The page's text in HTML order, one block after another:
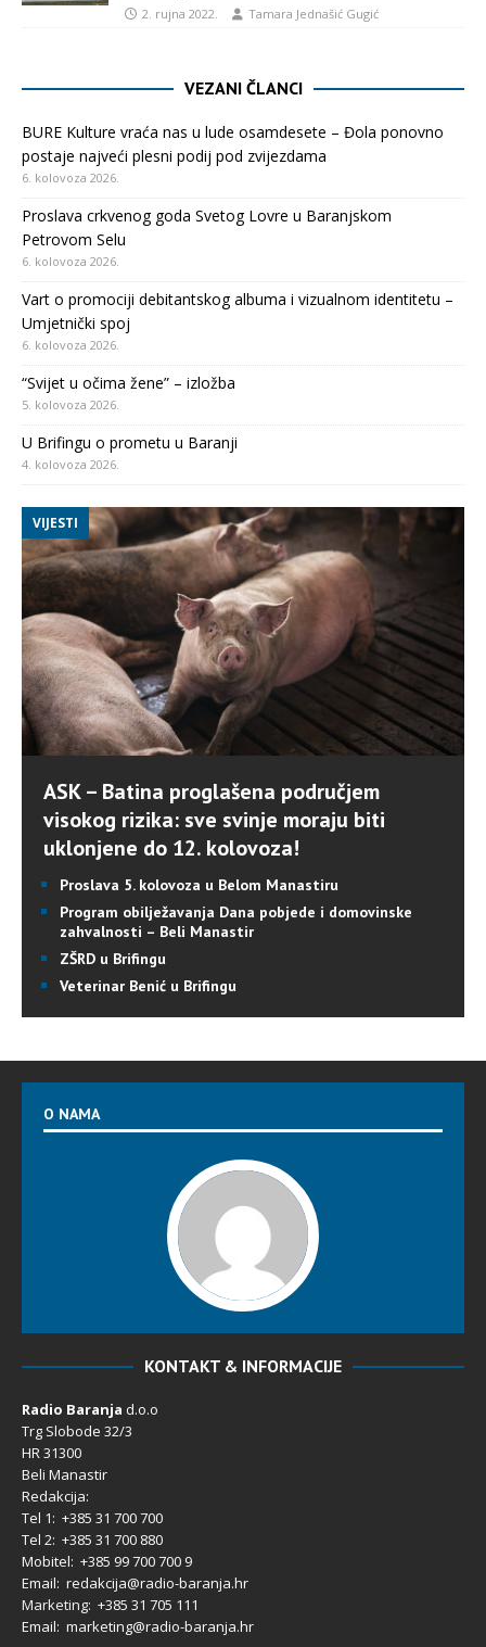
2. rujna 2022. Tamara Jednašić Gugić
VEZANI ČLANCI
BURE Kulture vraća nas u lude osamdesete – Đola ponovno
postaje najveći plesni podij pod zvijezdama
6. kolovoza 2026.
Proslava crkvenog goda Svetog Lovre u Baranjskom
Petrovom Selu
6. kolovoza 2026.
Vart o promociji debitantskog albuma i vizualnom identitetu –
Umjetnički spoj
6. kolovoza 2026.
“Svijet u očima žene” – izložba
5. kolovoza 2026.
U Brifingu o prometu u Baranji
4. kolovoza 2026.
VIJESTI
ASK – Batina proglašena područjem
visokog rizika: sve svinje moraju biti
uklonjene do 12. kolovoza!
Proslava 5. kolovoza u Belom Manastiru
Program obilježavanja Dana pobjede i domovinske
zahvalnosti – Beli Manastir
ZŠRD u Brifingu
Veterinar Benić u Brifingu
O NAMA
KONTAKT & INFORMACIJE
Radio Baranja d.o.o
Trg Slobode 32/3
HR 31300
Beli Manastir
Redakcija:
Tel 1: +385 31 700 700
Tel 2: +385 31 700 880
Mobitel: +385 99 700 700 9
Email: redakcija@radio-baranja.hr
Marketing: +385 31 705 111
Email: marketing@radio-baranja.hr